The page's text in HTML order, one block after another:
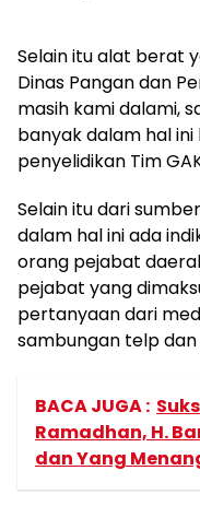
Selain itu alat berat
Dinas Pangan dan
masih kami dalami,
banyak dalam hal
penyelidikan Tim
Selain itu dari
dalam hal ini ada
orang pejabat
pejabat yang
pertanyaan dari
sambungan telp
BACA JUGA :
Ramadhan, H.
dan Yang